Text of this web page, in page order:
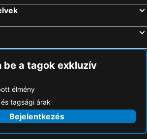
Cagliari, Szardínia Szállás
be a tagok exkluzív
élmény
tagsági árak
Bejelentkezés